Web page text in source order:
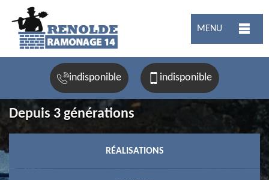
MENU
indisponible indisponible
Depuis 3 générations
RÉALISATIONS